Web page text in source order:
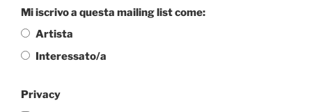
Mi iscrivo a questa mailing list come:
Artista
Interessato/a
Privacy